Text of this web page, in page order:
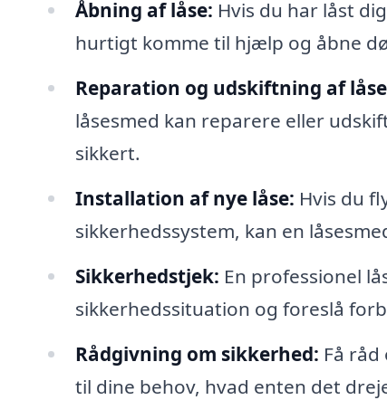
Åbning af låse: Hvis du har låst
hurtigt komme til hjælp og åbne
Reparation og udskiftning af
låsesmed kan reparere eller
sikkert.
Installation af nye låse: Hvis du
sikkerhedssystem, kan en
Sikkerhedstjek: En professionel
sikkerhedssituation og foreslå
Rådgivning om sikkerhed: Få
til dine behov, hvad enten det